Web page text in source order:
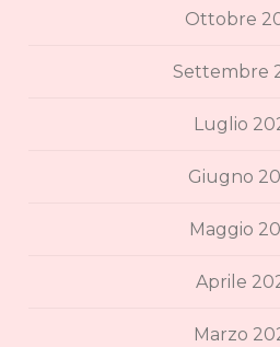
Ottobre
Settembre
Luglio
Giugno
Maggio
Aprile
Marzo